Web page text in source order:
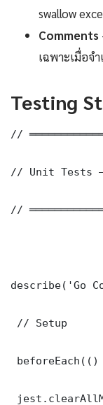
swallow
Comments
เฉพาะเมื่อจ
Testing
//
// Unit Tests
//
describe('Go
// Setup